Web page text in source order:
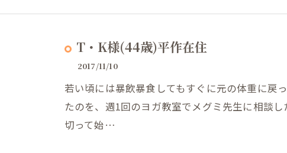
T・K様(44歳)平作在住
2017/11/10
若い頃には暴飲暴食してもすぐに元の体重に戻
たのを、週1回のヨガ教室でメグミ先生に相談
切って始…